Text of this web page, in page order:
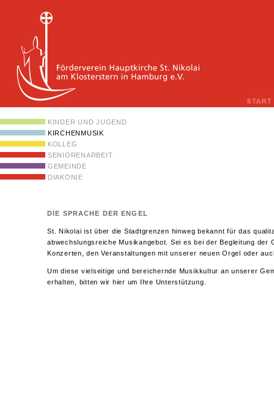
KINDER UND JUGEND
KIRCHENMUSIK
KOLLEG
SENIORENARBEIT
GEMEINDE
DIAKONIE
DIE SPRACHE DER ENGEL
St. Nikolai ist über die Stadtgrenzen hinweg bekannt für das
abwechslungsreiche Musikangebot. Sei es bei der Begleitung der
Konzerten, den Veranstaltungen mit unserer neuen Orgel oder
Um diese vielseitige und bereichernde Musikkultur an unserer
erhalten, bitten wir hier um Ihre Unterstützung.